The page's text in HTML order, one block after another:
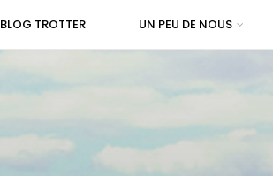
BLOG TROTTER UN PEU DE NOUS